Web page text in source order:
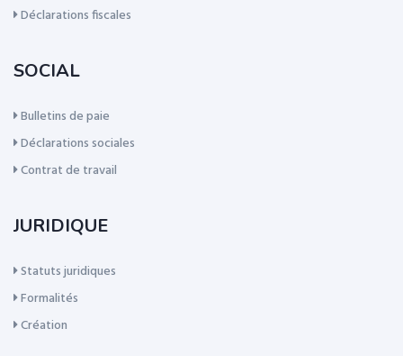
Déclarations fiscales
SOCIAL
Bulletins de paie
Déclarations sociales
Contrat de travail
JURIDIQUE
Statuts juridiques
Formalités
Création